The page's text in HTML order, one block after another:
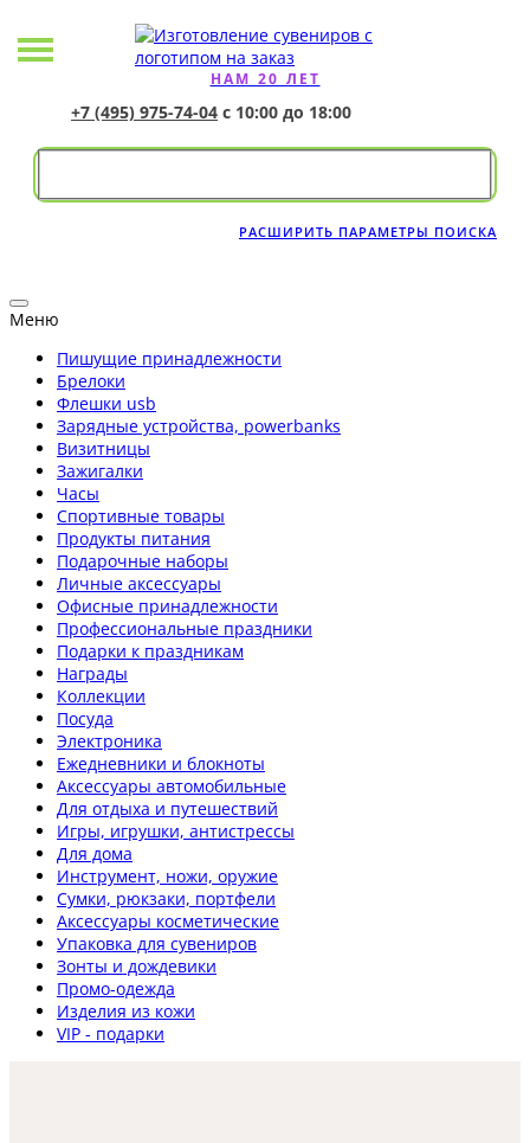
НАМ 20 ЛЕТ
+7 (495) 975-74-04 с 10:00 до 18:00
РАСШИРИТЬ ПАРАМЕТРЫ ПОИСКА
Меню
Пишущие принадлежности
Брелоки
Флешки usb
Зарядные устройства, powerbanks
Визитницы
Зажигалки
Часы
Спортивные товары
Продукты питания
Подарочные наборы
Личные аксессуары
Офисные принадлежности
Профессиональные праздники
Подарки к праздникам
Награды
Коллекции
Посуда
Электроника
Ежедневники и блокноты
Аксессуары автомобильные
Для отдыха и путешествий
Игры, игрушки, антистрессы
Для дома
Инструмент, ножи, оружие
Сумки, рюкзаки, портфели
Аксессуары косметические
Упаковка для сувениров
Зонты и дождевики
Промо-одежда
Изделия из кожи
VIP - подарки